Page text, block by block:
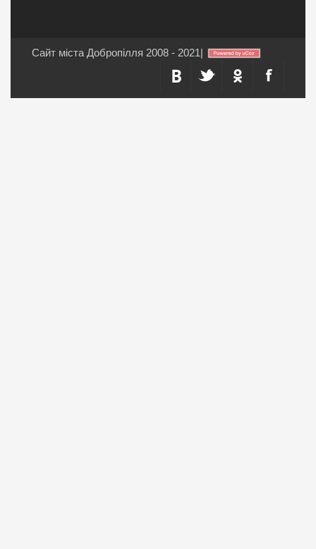
Сайт міста Добропілля 2008 - 2021|